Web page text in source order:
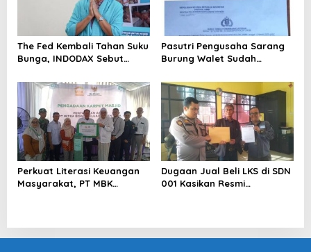
The Fed Kembali Tahan Suku
Bunga, INDODAX Sebut
Sentimen Pasar
Pasutri Pengusaha Sarang
Burung Walet Sudah
Pelapor Desak Polda Jambi
Segera Lakukan Penahanan
Perkuat Literasi Keuangan
Masyarakat, PT MBK
Dugaan Jual Beli LKS di SDN
001 Kasikan Resmi